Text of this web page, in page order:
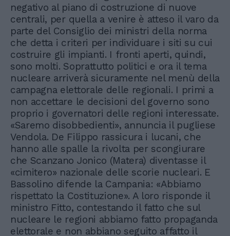
negativo al piano di costruzione di nuove
centrali, per quella a venire è atteso il varo da
parte del Consiglio dei ministri della norma
che detta i criteri per individuare i siti su cui
costruire gli impianti. I fronti aperti, quindi,
sono molti. Soprattutto politici e ora il tema
nucleare arriverà sicuramente nel menù della
campagna elettorale delle regionali. I primi a
non accettare le decisioni del governo sono
proprio i governatori delle regioni interessate.
«Saremo disobbedienti», annuncia il pugliese
Vendola. De Filippo rassicura i lucani, che
hanno alle spalle la rivolta per scongiurare
che Scanzano Jonico (Matera) diventasse il
«cimitero» nazionale delle scorie nucleari. E
Bassolino difende la Campania: «Abbiamo
rispettato la Costituzione». A loro risponde il
ministro Fitto, contestando il fatto che sul
nucleare le regioni abbiamo fatto propaganda
elettorale e non abbiano seguito affatto il